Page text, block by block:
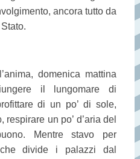
ancora tutto da
domenica mattina
il lungomare di
di un po’ di sole,
un po’ d’aria del
Mentre stavo per
divide i palazzi dal